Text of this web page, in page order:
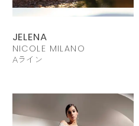
JELENA
NICOLE MILANO
Aライン